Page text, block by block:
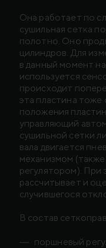
Она работает по
сушильная сетка
полотно. Оно
цилиндров. Для
в данный момент
используется
происходит
эта пластина
положения
управляющий
сушильной сетки
вала двигается
механизмом
регулятором). При
рассчитывает и
случившегося
В состав
поршневый